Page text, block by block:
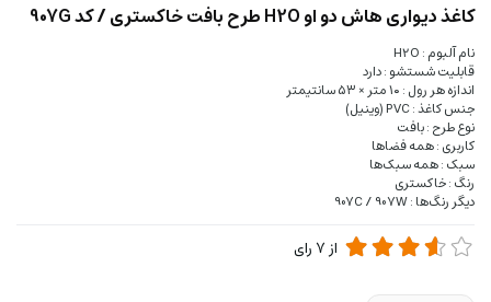
کاغذ دیواری هاش دو او H2O طرح بافت خاکستری / کد 907G
نام آلبوم : H2O
قابلیت شستشو : دارد
اندازه هر رول : ۱۰ متر × ۵۳ سانتیمتر
جنس کاغذ : PVC (وینیل)
نوع طرح : بافت
کاربری : همه فضاها
سبک : همه سبک‌ها
رنگ : خاکستری
دیگر رنگ‌ها : 907C / 907W
از 7رای